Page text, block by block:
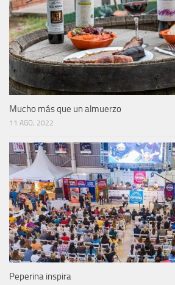
Mucho más que un almuerzo
11 AGO, 2022
Peperina inspira